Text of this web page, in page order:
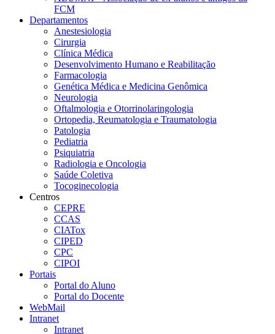
FCM
Departamentos
Anestesiologia
Cirurgia
Clínica Médica
Desenvolvimento Humano e Reabilitação
Farmacologia
Genética Médica e Medicina Genômica
Neurologia
Oftalmologia e Otorrinolaringologia
Ortopedia, Reumatologia e Traumatologia
Patologia
Pediatria
Psiquiatria
Radiologia e Oncologia
Saúde Coletiva
Tocoginecologia
Centros
CEPRE
CCAS
CIATox
CIPED
CPC
CIPOI
Portais
Portal do Aluno
Portal do Docente
WebMail
Intranet
Intranet